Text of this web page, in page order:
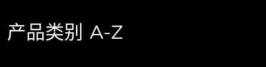
产品类别 A-Z